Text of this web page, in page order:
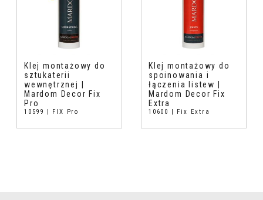
Klej montażowy do
sztukaterii
wewnętrznej |
Mardom Decor Fix
Pro
10599 | FIX Pro
Klej montażowy do
spoinowania i
łączenia listew |
Mardom Decor Fix
Extra
10600 | Fix Extra